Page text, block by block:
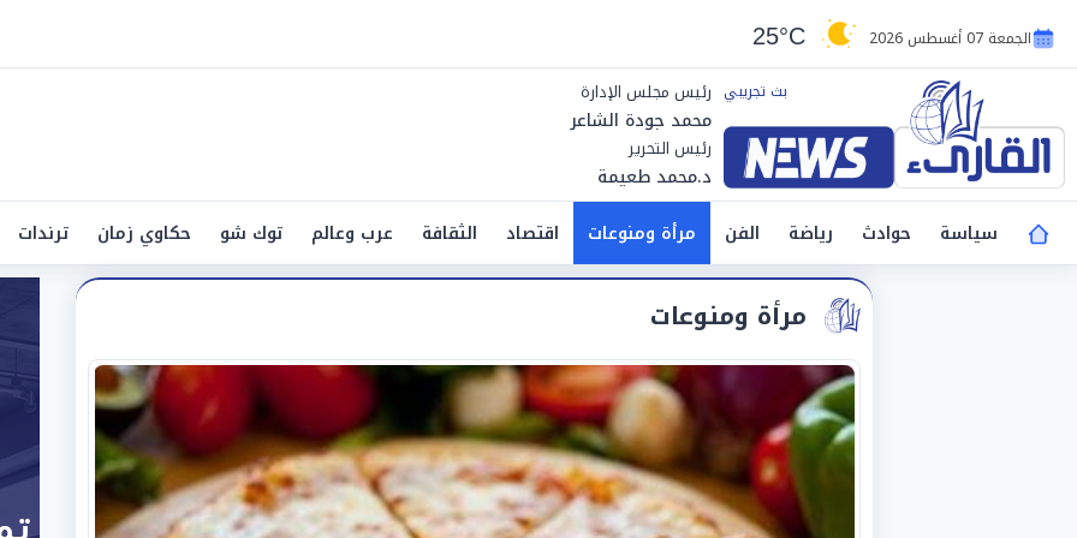
الجمعة 07 أغسطس 2026 25°C
رئيس مجلس الإدارة
محمد جودة الشاعر
رئيس التحرير
د.محمد طعيمة
سياسة
حوادث رياضة الفن مرأة ومنوعات اقتصاد الثقافة عرب وعالم توك شو حكاوي زمان ترندات
مرأة ومنوعات